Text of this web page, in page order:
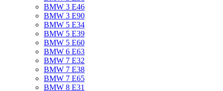
BMW 3 E46
BMW 3 E90
BMW 5 E34
BMW 5 E39
BMW 5 E60
BMW 6 Е63
BMW 7 Е32
BMW 7 Е38
BMW 7 Е65
BMW 8 Е31